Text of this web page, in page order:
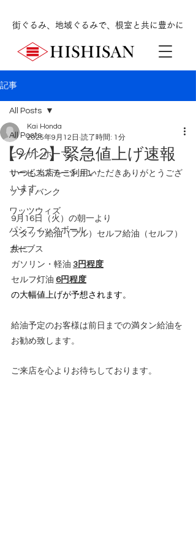
街ぐるみ、地域ぐるみで、根室と共に豊かに
記事
All Posts
ヒシサンホーマ
サービスステーション
ソフトバンク
ワッツウィズ
パシフィックボール
カーブス
All Posts
【9/12】緊急値上げ速報
Kai Honda
2025年9月12日 読了時間: 1分
いつも当店をご利用いただきありがとうござ
います。
9月16日（火）の朝一より
スタッフ給油（フル）セルフ給油（セルフ）
共に
ガソリン・軽油 3円程度
セルフ灯油 6円程度
の大幅値上げが予想されます。
給油予定のお客様は前日までの満タン給油を
お勧め致します。
ご来店を心よりお待ちしております。